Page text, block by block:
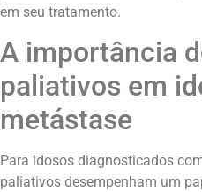
em seu tratamento.
A importância
paliativos em
metástase
Para idosos diagnosticados
paliativos desempenham um